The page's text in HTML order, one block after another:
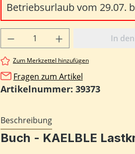
Betriebsurlaub vom 29.07.
Produkt Anzahl: Gib
In
Zum Merkzettel hinzufügen
Fragen zum Artikel
Artikelnummer: 39373
Beschreibung
Buch - KAELBLE